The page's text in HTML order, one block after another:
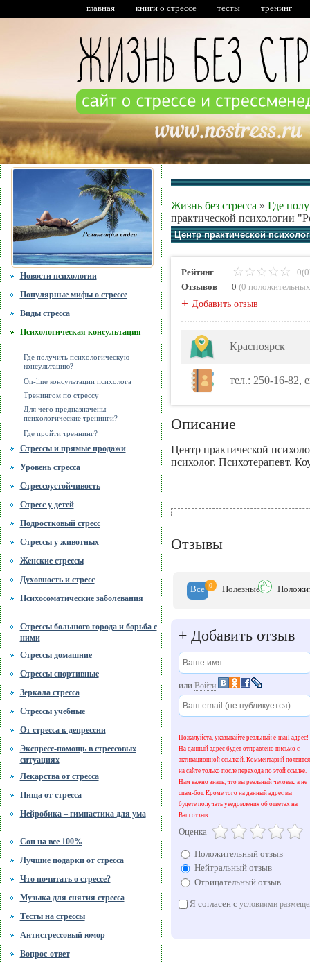
главная книги о стрессе тесты тренинг
Новости психологии
Популярные мифы о стрессе
Виды стресса
Психологическая консультация
Где получить психологическую
консультацию?
On-line консультации психолога
Тренингом по стрессу
Для чего предназначены
психологические тренинги?
Где пройти треннинг?
Стрессы и прямые продажи
Уровень стресса
Стрессоустойчивость
Стресс у детей
Подростковый стресс
Стрессы у животных
Женские стрессы
Духовность и стресс
Психосоматические заболевания
Стрессы большого города и борьба с
ними
Стрессы домашние
Стрессы спортивные
Зеркала стресса
Стрессы учебные
От стресса к депрессии
Экспресс-помощь в стрессовых
ситуациях
Лекарства от стресса
Пища от стресса
Нейробика – гимнастика для ума
Сон на все 100%
Лучшие подарки от стресса
Что почитать о стрессе?
Музыка для снятия стресса
Тесты на стрессы
Антистрессовый юмор
Вопрос-ответ
Жизнь без стресса » Где
практической психологии
Центр практической
Рейтинг
Отзывов
0 (0 положительных
+ Добавить отзыв
Красноярск
тел.: 250-16-82,
Описание
Центр практической
психолог. Психотерапевт.
Отзывы
Все 0 Полезные
+Добавить отзыв
или Войти
Пожалуйста, указывайте реальный e-mail адрес!
На данный адрес будет отправлено письмо с
активационной ссылкой. Комментарий появится
на сайте только после перехода по этой ссылке.
Нам важно знать, что вы реальный человек, а не
спам-бот. Кроме того на данный адрес вы
будете получать уведомления об ответах на
Ваш отзыв.
Оценка
Положительный отзыв
Нейтральный отзыв
Отрицательный отзыв
Я согласен с условиями